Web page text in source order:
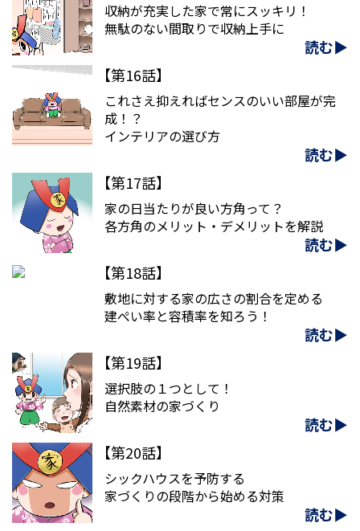
収納が充実した家で常にスッキリ！
無駄のない間取りで収納上手に
読む▶
【第16話】
これさえ抑えればセンスのいい部屋が完
成！？
インテリアの選び方
読む▶
【第17話】
家の日当たりが良い方角って？
各方角のメリット・デメリットを解説
読む▶
【第18話】
敷地に対する家の広さの割合を定める
建ぺい率と容積率を知ろう！
読む▶
【第19話】
選択肢の１つとして！
自然素材の家づくり
読む▶
【第20話】
シックハウスを予防する
家づくりの段階から始める対策
読む▶